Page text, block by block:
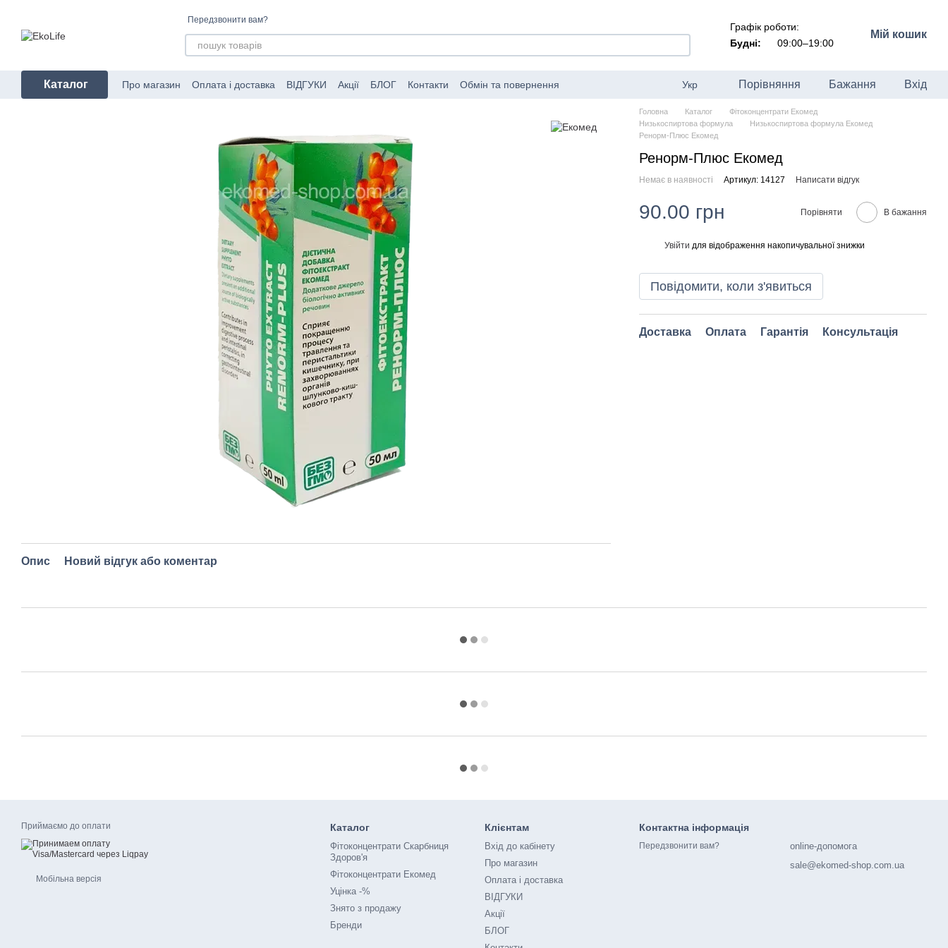
Передзвонити вам?
Графік роботи:
Будні:
09:00–19:00
Мій кошик
Каталог Про магазин Оплата і доставка ВІДГУКИ Акції БЛОГ Контакти
Обмін та повернення
Укр Порівняння Бажання Вхід
Опис Новий відгук або коментар
Головна Каталог
Фітоконцентрати Екомед
Низькоспиртова формула
Низькоспиртова формула Екомед
Ренорм-Плюс Екомед
Ренорм-Плюс Екомед
Немає в наявності Артикул: 14127 Написати відгук
90.00 грн Порівняти В бажання
Увійти для відображення накопичувальної знижки
Повідомити, коли з'явиться
Доставка Оплата Гарантія Консультація
Приймаємо до оплати
Мобільна версія
Каталог
Фітоконцентрати Скарбниця
Здоров'я
Фітоконцентрати Екомед
Уцінка -%
Знято з продажу
Бренди
Клієнтам
Вхід до кабінету
Про магазин
Оплата і доставка
ВІДГУКИ
Акції
БЛОГ
Контактна інформація
Передзвонити вам?
online-допомога
sale@ekomed-shop.com.ua